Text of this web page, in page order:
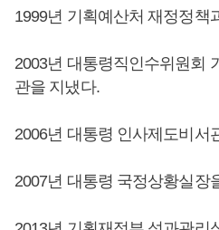
1999년 기획예산처 재정정책
2003년 대통령직인수위원회
관을 지냈다.
2006년 대통령 인사제도비서
2007년 대통령 국정상황실장